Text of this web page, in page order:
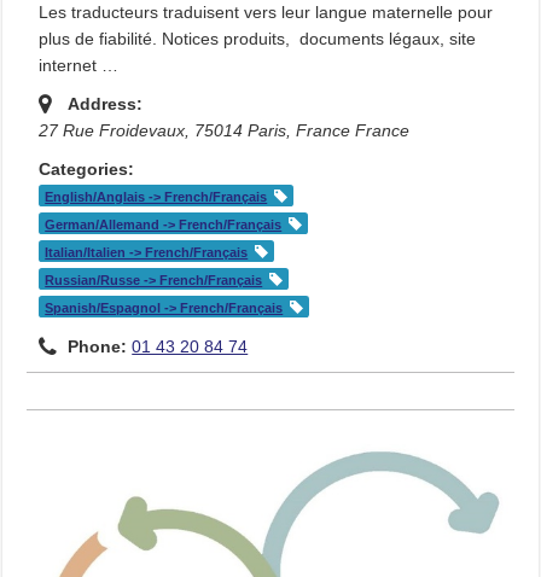
Les traducteurs traduisent vers leur langue maternelle pour
plus de fiabilité. Notices produits, documents légaux, site
internet …
Address:
27 Rue Froidevaux, 75014 Paris, France France
Categories:
English/Anglais -> French/Français
German/Allemand -> French/Français
Italian/Italien -> French/Français
Russian/Russe -> French/Français
Spanish/Espagnol -> French/Français
Phone: 01 43 20 84 74